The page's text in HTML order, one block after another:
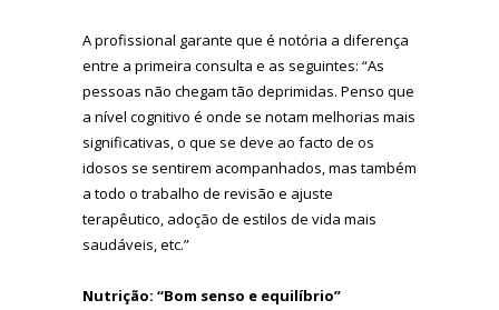
A profissional garante que é notória a diferença
entre a primeira consulta e as seguintes: “As
pessoas não chegam tão deprimidas. Penso que
a nível cognitivo é onde se notam melhorias mais
significativas, o que se deve ao facto de os
idosos se sentirem acompanhados, mas também
a todo o trabalho de revisão e ajuste
terapêutico, adoção de estilos de vida mais
saudáveis, etc.”
Nutrição: “Bom senso e equilíbrio”